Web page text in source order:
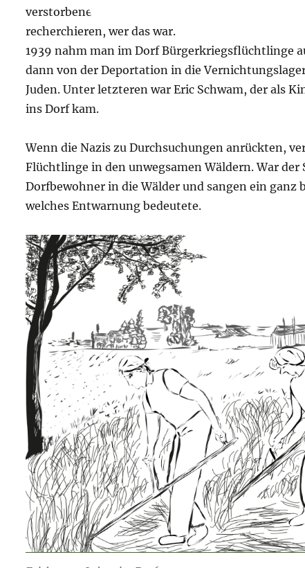
verstorbene Eric Schwam dem Dorf hinterlassen.
recherchieren, wer das war.
1939 nahm man im Dorf Bürgerkriegsflüchtlinge
dann von der Deportation in die
Juden. Unter letzteren war Eric Schwam, der als
ins Dorf kam.
Wenn die Nazis zu Durchsuchungen anrückten,
Flüchtlinge in den unwegsamen Wäldern. War der
Dorfbewohner in die Wälder und sangen ein ganz
welches Entwarnung bedeutete.